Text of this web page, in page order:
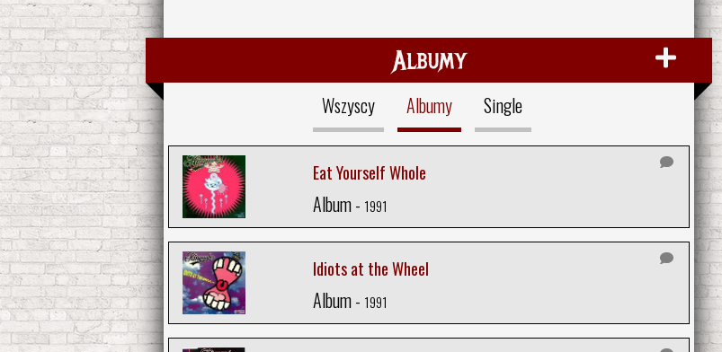
Albumy
Wszyscy Albumy Single
Eat Yourself Whole
Album - 1991
Idiots at the Wheel
Album - 1991